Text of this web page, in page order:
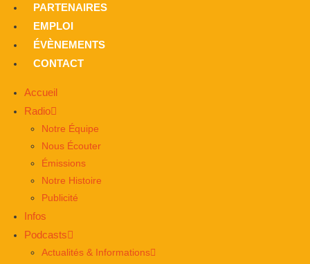
PARTENAIRES
EMPLOI
ÉVÈNEMENTS
CONTACT
Accueil
Radio
Notre Équipe
Nous Écouter
Émissions
Notre Histoire
Publicité
Infos
Podcasts
Actualités & Informations